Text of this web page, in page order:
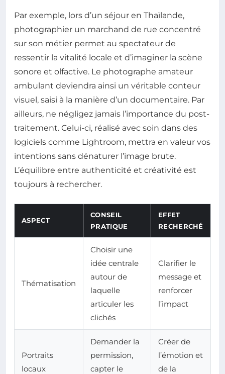
Par exemple, lors d’un séjour en Thaïlande,
photographier un marchand de rue concentré
sur son métier permet au spectateur de
ressentir la vitalité locale et d’imaginer la scène
sonore et olfactive. Le photographe amateur
ambulant deviendra ainsi un véritable conteur
visuel, saisi à la manière d’un documentaire. Par
ailleurs, ne négligez jamais l’importance du post-
traitement. Celui-ci, réalisé avec soin dans des
logiciels comme Lightroom, mettra en valeur vos
intentions sans dénaturer l’image brute.
L’équilibre entre authenticité et créativité est
toujours à rechercher.
ASPECT
CONSEIL
PRATIQUE
EFFET
RECHERCHÉ
Thématisation
Choisir une
idée centrale
autour de
laquelle
articuler les
clichés
Clarifier le
message et
renforcer
l’impact
Portraits
locaux
Demander la
permission,
capter le
Créer de
l’émotion et
de la